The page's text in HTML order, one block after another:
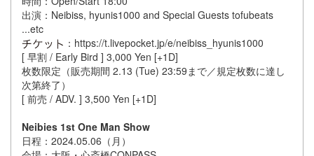
出演：Neibiss, hyunis1000 and Special Guests tofubeats
...etc
：https://t.livepocket.jp/e/neibiss_hyunis1000
[ 早割 / Early Bird ] 3,000 Yen [+1D]
枚数限定（販売期間 2.13 (Tue) 23:59まで／規定枚数に達し
次第終了）
[ 前売 / ADV. ] 3,500 Yen [+1D]
Neibies 1st One Man Show
日程：2024.05.06（月）